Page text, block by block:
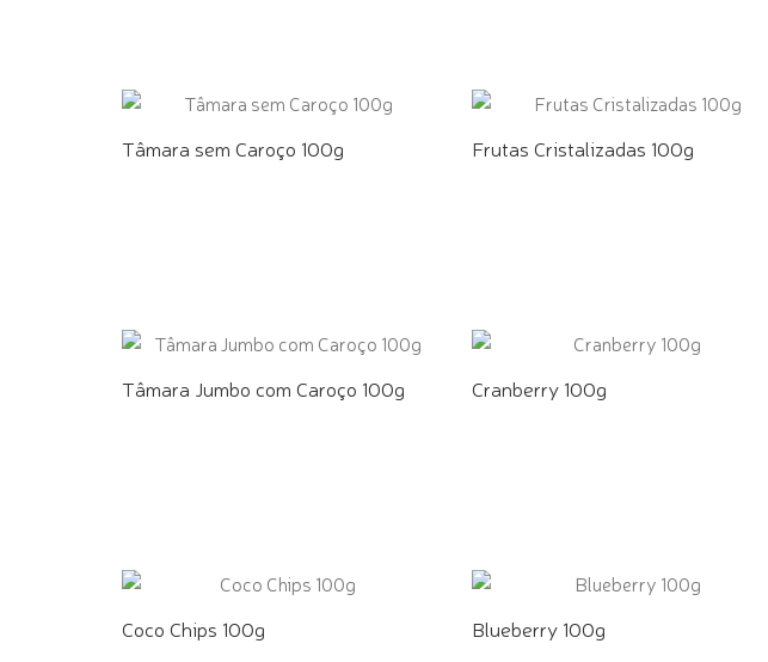
Tâmara sem Caroço 100g Frutas Cristalizadas 100g
Tâmara Jumbo com Caroço 100g Cranberry 100g
Coco Chips 100g Blueberry 100g